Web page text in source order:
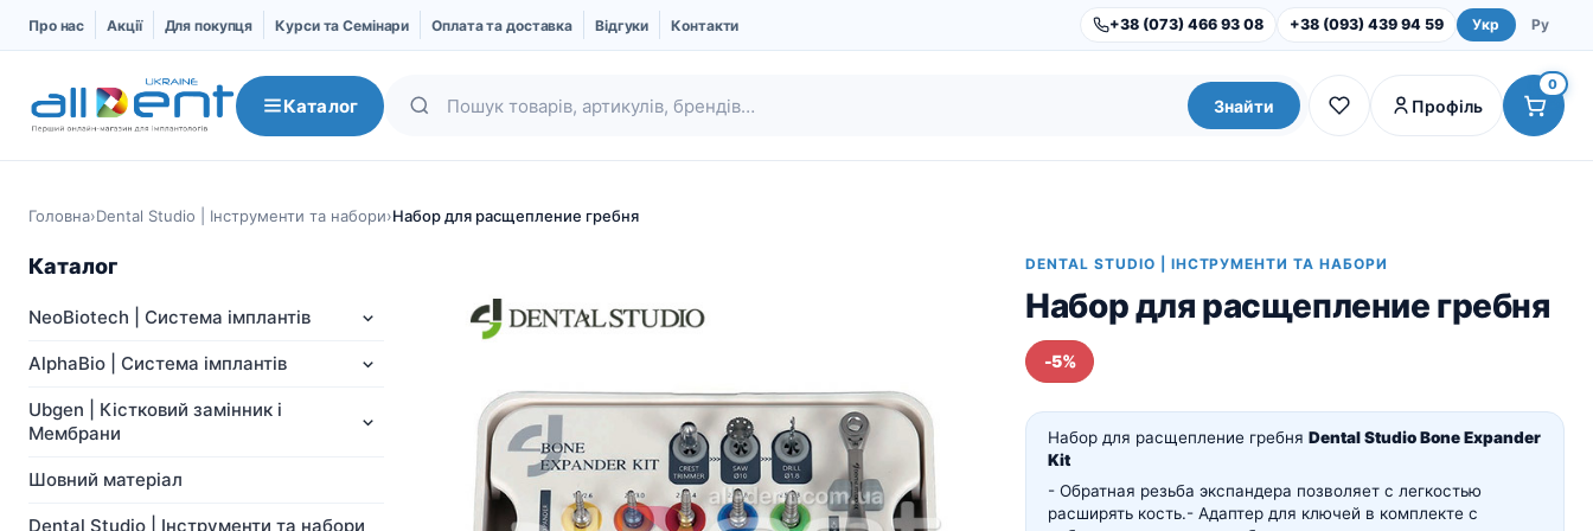
Про нас Акції Для покупця Курси та Семінари Оплата та доставка Відгуки Контакти +38 (073) 466 93 08 +38 (093) 439 94 59 Укр Ру
Каталог
імплантів
Про компанію
Ubgen | Кістковий
замінник і Мембрани
Про компанію UBGEN
Шовний матеріал
Dental Studio |
Знайти Профіль
0
Головна›Dental Studio | Інструменти та набори›Набор для расщепление гребня
Каталог
NeoBiotech | Система імплантів
AlphaBio | Система імплантів
Ubgen | Кістковий замінник і
Мембрани
Шовний матеріал
Dental Studio | Інструменти та набори
DENTAL STUDIO | ІНСТРУМЕНТИ ТА НАБОРИ
Набор для расщепление гребня
-5%
Набор для расщепление гребняDental Studio Bone Expander
Kit
- Обратная резьба экспандера позволяет с легкостью
расширять кость.- Адаптер для ключей в комплекте с